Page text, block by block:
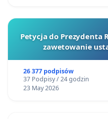
Petycja do Prezydenta
zawetowanie
26 377 podpisów
37 Podpisy / 24 godzin
23 May 2026